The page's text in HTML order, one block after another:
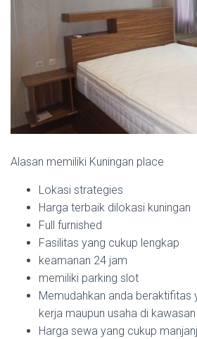
Alasan memiliki Kuningan place
Lokasi strategies
Harga terbaik dilokasi kuningan
Full furnished
Fasilitas yang cukup lengkap
keamanan 24 jam
memiliki parking slot
Memudahkan anda beraktifitas
kerja maupun usaha di
Harga sewa yang cukup